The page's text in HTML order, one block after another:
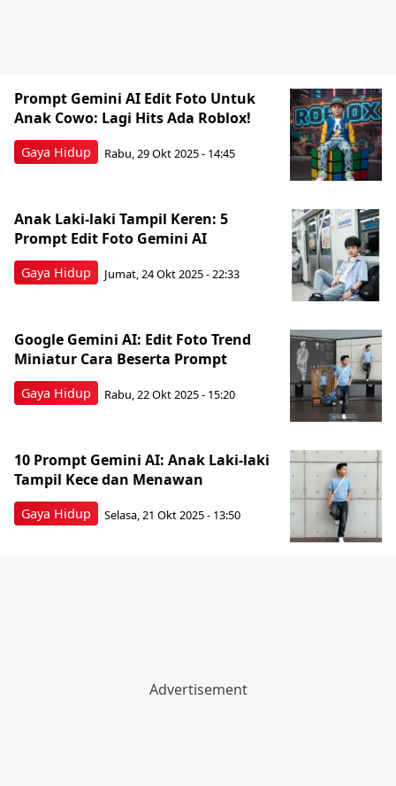
Gaya Hidup
Prompt Gemini AI Edit Foto Untuk
Anak Cowo: Lagi Hits Ada Roblox!
Rabu, 29 Okt 2025 - 14:45
Gaya Hidup
Anak Laki-laki Tampil Keren: 5
Prompt Edit Foto Gemini AI
Jumat, 24 Okt 2025 - 22:33
Gaya Hidup
Google Gemini AI: Edit Foto Trend
Miniatur Cara Beserta Prompt
Rabu, 22 Okt 2025 - 15:20
Gaya Hidup
10 Prompt Gemini AI: Anak Laki-laki
Tampil Kece dan Menawan
Selasa, 21 Okt 2025 - 13:50